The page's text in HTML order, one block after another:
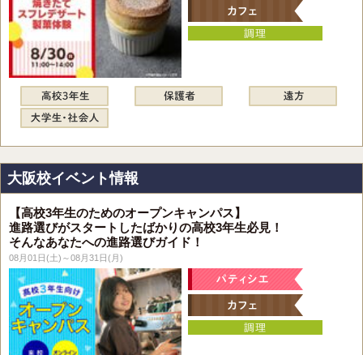
大阪校イベント情報
【高校3年生のためのオープンキャンパス】
進路選びがスタートしたばかりの高校3年生必見！
そんなあなたへの進路選びガイド！
08月01日(土)～08月31日(月)